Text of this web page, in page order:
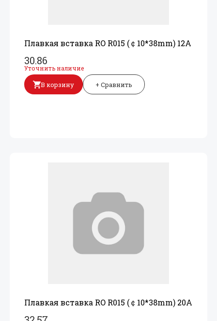
Плавкая вставка RO R015 (￠10*38mm) 12A
30.86
Уточнить наличие
В корзину + Сравнить
Плавкая вставка RO R015 (￠10*38mm) 20A